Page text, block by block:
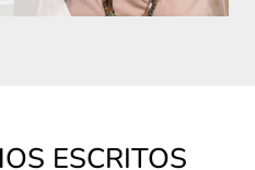
ESCRITOS